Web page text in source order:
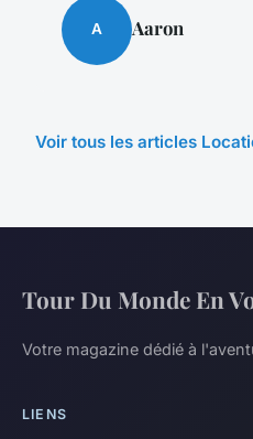
A Aaron
Voir tous les articles
Tour Du Monde En
Votre magazine dédié à
LIENS